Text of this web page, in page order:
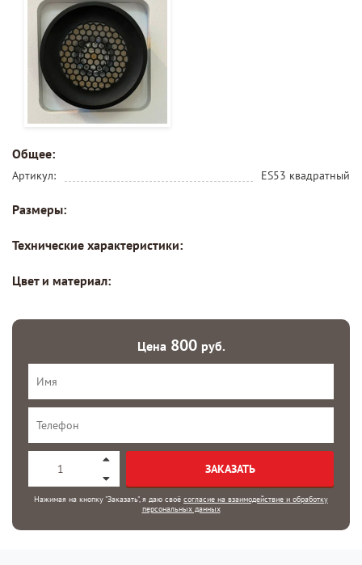
Общее:
Артикул: ES53 квадратный
Размеры:
Технические характеристики:
Цвет и материал:
Цена800 руб.
ЗАКАЗАТЬ
Нажимая на кнопку "Заказать", я даю своё согласие на взаимодействие и обработку
персональных данных